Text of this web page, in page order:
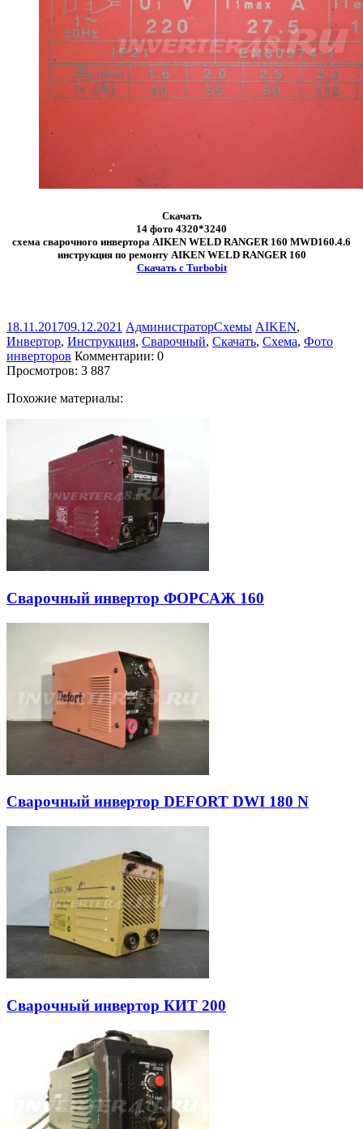
Скачать
14 фото 4320*3240
схема сварочного инвертора AIKEN WELD RANGER 160 MWD160.4.6
инструкция по ремонту AIKEN WELD RANGER 160
Скачать с Turbobit
18.11.201709.12.2021 АдминистраторСхемы AIKEN,
Инвертор, Инструкция, Сварочный, Скачать, Схема, Фото
инверторов Комментарии: 0
Просмотров: 3 887
Похожие материалы:
Сварочный инвертор ФОРСАЖ 160
Сварочный инвертор DEFORT DWI 180 N
Сварочный инвертор КИТ 200